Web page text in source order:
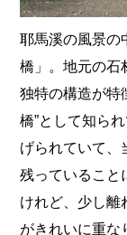
耶馬溪の風景の
橋」。地元の石
独特の構造が特
橋”として知ら
げられていて、
残っていること
けれど、少し離
がきれいに重な